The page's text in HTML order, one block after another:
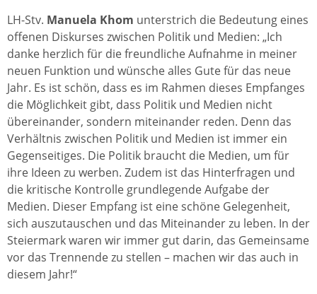
LH-Stv. Manuela Khom unterstrich die Bedeutung eines
offenen Diskurses zwischen Politik und Medien: „Ich
danke herzlich für die freundliche Aufnahme in meiner
neuen Funktion und wünsche alles Gute für das neue
Jahr. Es ist schön, dass es im Rahmen dieses Empfanges
die Möglichkeit gibt, dass Politik und Medien nicht
übereinander, sondern miteinander reden. Denn das
Verhältnis zwischen Politik und Medien ist immer ein
Gegenseitiges. Die Politik braucht die Medien, um für
ihre Ideen zu werben. Zudem ist das Hinterfragen und
die kritische Kontrolle grundlegende Aufgabe der
Medien. Dieser Empfang ist eine schöne Gelegenheit,
sich auszutauschen und das Miteinander zu leben. In der
Steiermark waren wir immer gut darin, das Gemeinsame
vor das Trennende zu stellen – machen wir das auch in
diesem Jahr!“